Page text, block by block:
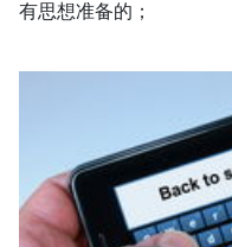
有思想准备的；